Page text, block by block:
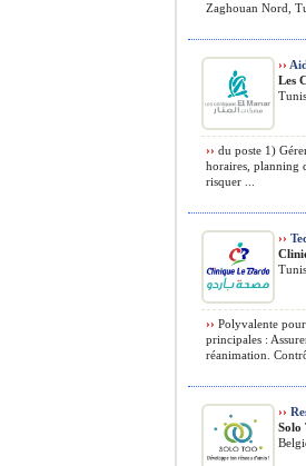
Zaghouan Nord,
››
Les
›› du poste 1)
horaires, planning
risquer ...
››
›› Polyvalente
principales :
réanimation.
››
Solo